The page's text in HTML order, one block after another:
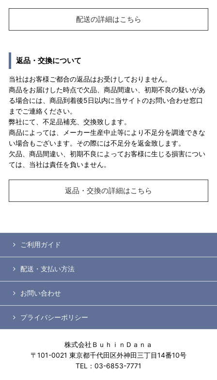
配送の詳細はこちら
返品・交換について
当社はお客様ご都合の返品はお受けしておりません。
商品をお届けした時点で欠品、商品間違い、初期不良の疑いがあ
る場合には、商品到着後5日以内に当サイトのお問い合わせ窓口
までご連絡ください。
弊社にて、不足品補充、交換致します。
商品によっては、メーカー生産中止等により不足分を調達できな
い場合もございます。その際には不足分を返金致します。
欠品、商品間違い、初期不良によってお客様に生じる損害につい
ては、当社は責任を負いません。
返品・交換の詳細はこちら
ご利用ガイド
配送・支払い方法
お問い合わせ
プライバシーポリシー
株式会社ＢｕｈｉｎＤａｎａ
〒101-0021 東京都千代田区外神田三丁目14番10号
TEL：03-6853-7771